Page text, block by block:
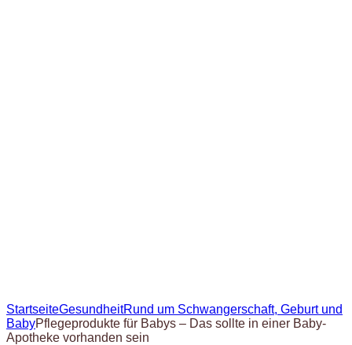
StartseiteGesundheitRund um Schwangerschaft, Geburt und
BabyPflegeprodukte für Babys – Das sollte in einer Baby-
Apotheke vorhanden sein